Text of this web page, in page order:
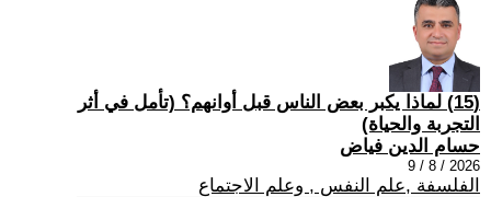
(15) لماذا يكبر بعض الناس قبل أوانهم؟ (تأمل في أثر
التجربة والحياة)
حسام الدين فياض
2026 / 8 / 9
الفلسفة ,علم النفس , وعلم الاجتماع